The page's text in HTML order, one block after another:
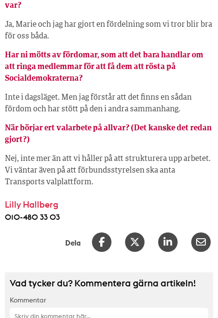
var?
Ja, Marie och jag har gjort en fördelning som vi tror blir bra
för oss båda.
Har ni mötts av fördomar, som att det bara handlar om
att ringa medlemmar för att få dem att rösta på
Socialdemokraterna?
Inte i dagsläget. Men jag förstår att det finns en sådan
fördom och har stött på den i andra sammanhang.
När börjar ert valarbete på allvar? (Det kanske det redan
gjort?)
Nej, inte mer än att vi håller på att strukturera upp arbetet.
Vi väntar även på att förbundsstyrelsen ska anta
Transports valplattform.
Lilly Hallberg
010-480 33 03
Dela
Vad tycker du? Kommentera gärna artikeln!
Kommentar